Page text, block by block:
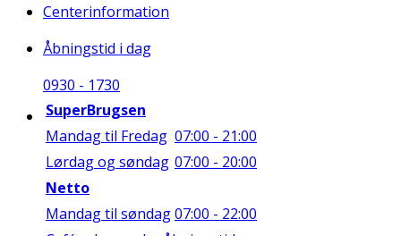
Centerinformation
Åbningstid i dag
0930 - 1730
SuperBrugsen
Mandag til Fredag 07:00 - 21:00
Lørdag og søndag 07:00 - 20:00
Netto
Mandag til søndag07:00 - 22:00